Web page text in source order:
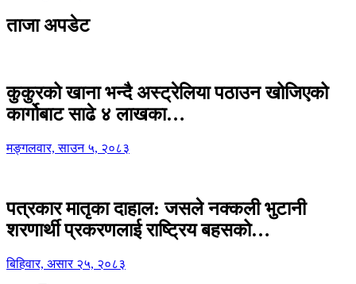
ताजा अपडेट
कुकुरको खाना भन्दै अस्ट्रेलिया पठाउन खोजिएको
कार्गोबाट साढे ४ लाखका…
मङ्गलवार, साउन ५, २०८३
पत्रकार मातृका दाहाल: जसले नक्कली भुटानी
शरणार्थी प्रकरणलाई राष्ट्रिय बहसको…
बिहिवार, असार २५, २०८३